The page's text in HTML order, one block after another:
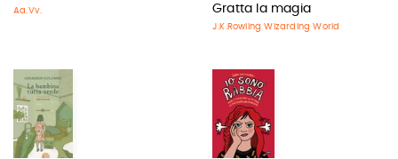
Aa.Vv.
Gratta la magia
J.K.Rowling Wizarding World